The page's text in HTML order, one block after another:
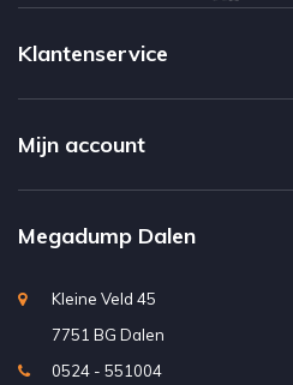
Klantenservice
Mijn account
Megadump Dalen
Kleine Veld 45
7751 BG Dalen
0524 - 551004